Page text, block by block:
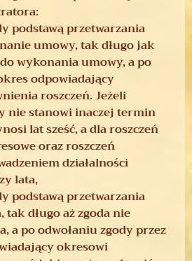
podstawą przetwarzania
umowy, tak długo jak
wykonania umowy, a po
odpowiadający
roszczeń. Jeżeli
nie stanowi inaczej termin
lat sześć, a dla roszczeń
oraz roszczeń
działalności
lata,
podstawą przetwarzania
tak długo aż zgoda nie
a po odwołaniu zgody przez
okresowi